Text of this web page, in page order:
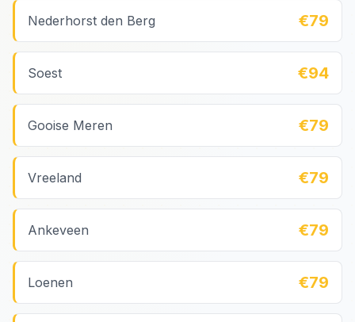
Nederhorst den Berg €79
Soest €94
Gooise Meren €79
Vreeland €79
Ankeveen €79
Loenen €79